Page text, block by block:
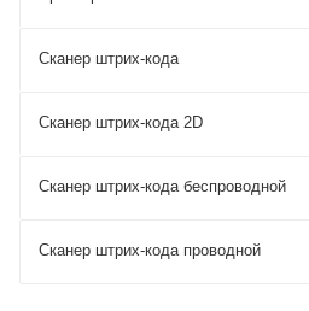
Сканер штрих-кода
Сканер штрих-кода 2D
Сканер штрих-кода беспроводной
Сканер штрих-кода проводной